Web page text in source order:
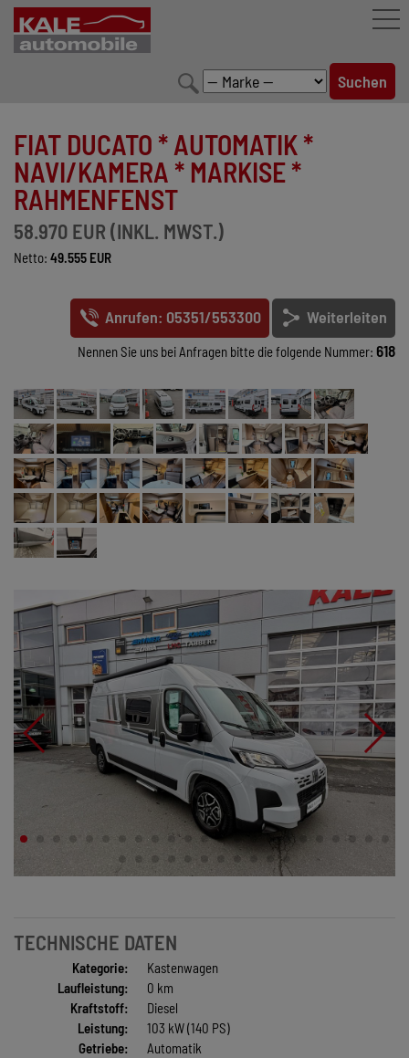
LEISTUNGEN
KONFIGURATOR
MARKENWELT
KONTAKT
FIAT DUCATO * AUTOMATIK *
NAVI/KAMERA * MARKISE *
RAHMENFENST
58.970 EUR (INKL. MWST.)
Netto: 49.555 EUR
Anrufen: 05351/553300 Weiterleiten
Nennen Sie uns bei Anfragen bitte die folgende Nummer: 618
TECHNISCHE DATEN
Kategorie:
Kastenwagen
Laufleistung:
0 km
Kraftstoff:
Diesel
Leistung:
103 kW (140 PS)
Getriebe:
Automatik